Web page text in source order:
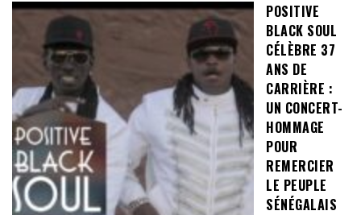
POSITIVE
BLACK SOUL
CÉLÈBRE 37
ANS DE
CARRIÈRE :
UN CONCERT-
HOMMAGE
POUR
REMERCIER
LE PEUPLE
SÉNÉGALAIS